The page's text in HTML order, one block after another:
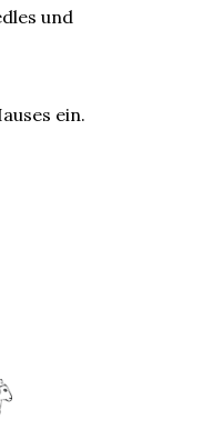
und
ein.